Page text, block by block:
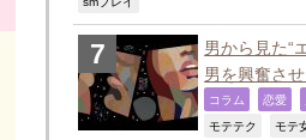
男から見た“
男を興奮さ
コラム 恋愛
モテテク モテ